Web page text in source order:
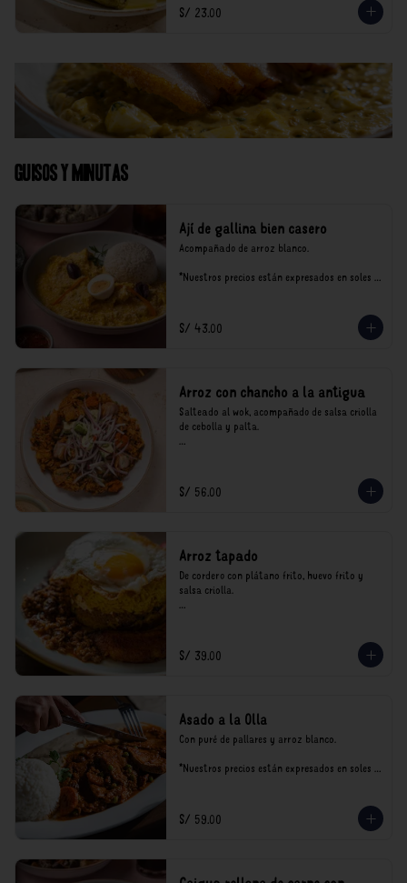
S/ 23.00
Guisos y Minutas
Ají de gallina bien casero
Acompañado de arroz blanco.
*Nuestros precios están expresados en soles e
S/ 43.00
Arroz con chancho a la antigua
Salteado al wok, acompañado de salsa criolla
de cebolla y palta.
consumo.
S/ 56.00
Arroz tapado
De cordero con plátano frito, huevo frito y
salsa criolla.
consumo.
S/ 39.00
Asado a la Olla
Con puré de pallares y arroz blanco.
*Nuestros precios están expresados en soles e
S/ 59.00